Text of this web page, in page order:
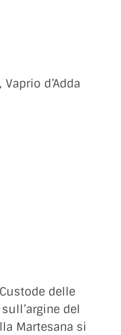
delle
del
Martesana si
d’Adda